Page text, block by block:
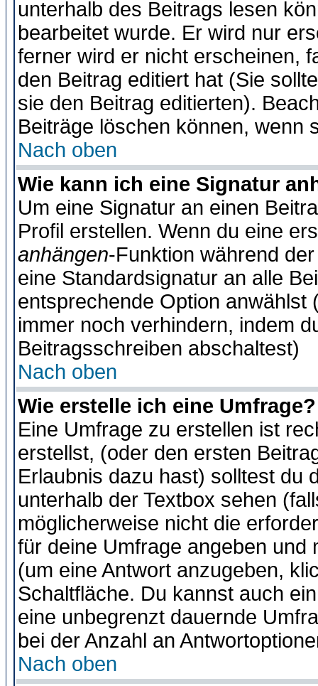
unterhalb des Beitrags lesen
bearbeitet wurde. Er wird nur
ferner wird er nicht erscheinen,
den Beitrag editiert hat (Sie
sie den Beitrag editierten).
Beiträge löschen können, wenn
Nach oben
Wie kann ich eine Signatur
Um eine Signatur an einen
Profil erstellen. Wenn du eine
anhängen-Funktion während
eine Standardsignatur an alle
entsprechende Option anwählst
immer noch verhindern, indem
Beitragsschreiben abschaltest)
Nach oben
Wie erstelle ich eine Umfrage?
Eine Umfrage zu erstellen ist
erstellst, (oder den ersten
Erlaubnis dazu hast) solltest du
unterhalb der Textbox sehen
möglicherweise nicht die
für deine Umfrage angeben und
(um eine Antwort anzugeben,
Schaltfläche. Du kannst auch
eine unbegrenzt dauernde
bei der Anzahl an
Nach oben